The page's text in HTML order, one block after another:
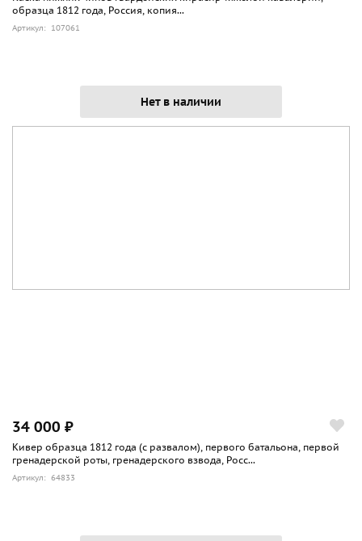
образца 1812 года, Россия, копия...
Артикул: 107061
Нет в наличии
34 000 ₽
Кивер образца 1812 года (с развалом), первого батальона, первой
гренадерской роты, гренадерского взвода, Росс...
Артикул: 64833